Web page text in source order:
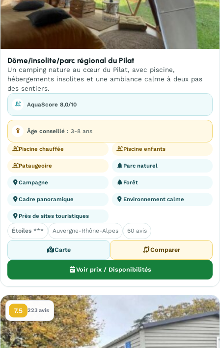
Dôme/insolite/parc régional du Pilat
Un camping nature au cœur du Pilat, avec piscine,
hébergements insolites et une ambiance calme à deux pas
des sentiers.
AquaScore 8,0/10
Âge conseillé : 3-8 ans
Piscine chauffée Piscine enfants
Pataugeoire Parc naturel
Campagne Forêt
Cadre panoramique Environnement calme
Près de sites touristiques
Étoiles *** Auvergne-Rhône-Alpes 60 avis
Carte Comparer
Voir prix / Disponibilités
7.5 223 avis